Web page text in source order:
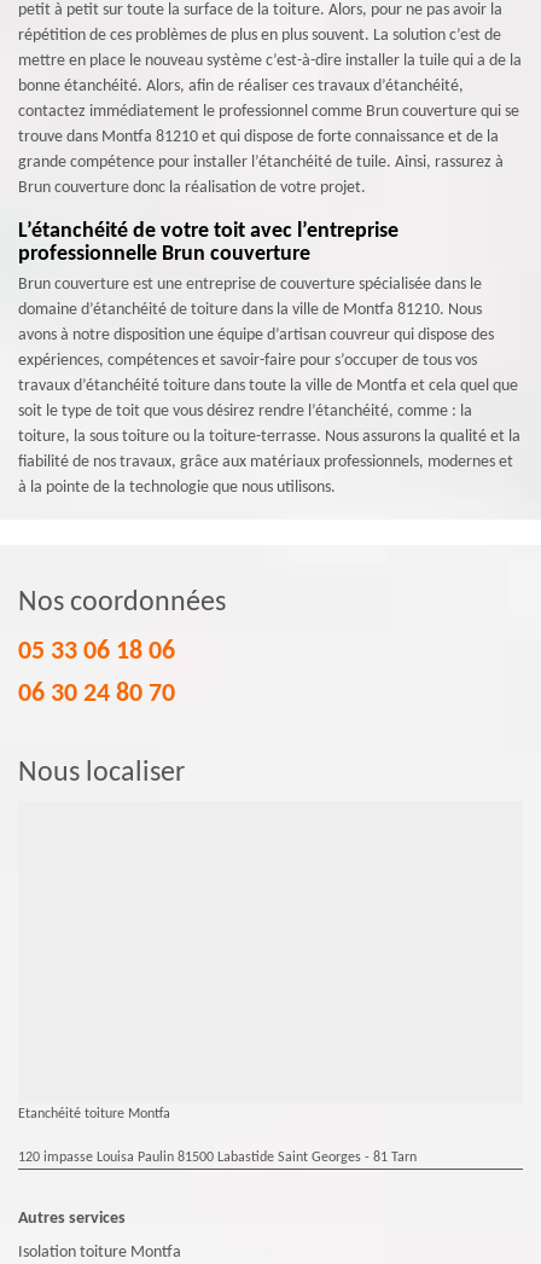
petit à petit sur toute la surface de la toiture. Alors, pour ne pas avoir la
répétition de ces problèmes de plus en plus souvent. La solution c’est de
mettre en place le nouveau système c’est-à-dire installer la tuile qui a de la
bonne étanchéité. Alors, afin de réaliser ces travaux d’étanchéité,
contactez immédiatement le professionnel comme Brun couverture qui se
trouve dans Montfa 81210 et qui dispose de forte connaissance et de la
grande compétence pour installer l’étanchéité de tuile. Ainsi, rassurez à
Brun couverture donc la réalisation de votre projet.
L’étanchéité de votre toit avec l’entreprise
professionnelle Brun couverture
Brun couverture est une entreprise de couverture spécialisée dans le
domaine d’étanchéité de toiture dans la ville de Montfa 81210. Nous
avons à notre disposition une équipe d’artisan couvreur qui dispose des
expériences, compétences et savoir-faire pour s’occuper de tous vos
travaux d’étanchéité toiture dans toute la ville de Montfa et cela quel que
soit le type de toit que vous désirez rendre l’étanchéité, comme : la
toiture, la sous toiture ou la toiture-terrasse. Nous assurons la qualité et la
fiabilité de nos travaux, grâce aux matériaux professionnels, modernes et
à la pointe de la technologie que nous utilisons.
Nos coordonnées
05 33 06 18 06
06 30 24 80 70
Nous localiser
Etanchéité toiture Montfa
120 impasse Louisa Paulin 81500 Labastide Saint Georges - 81 Tarn
Autres services
Isolation toiture Montfa